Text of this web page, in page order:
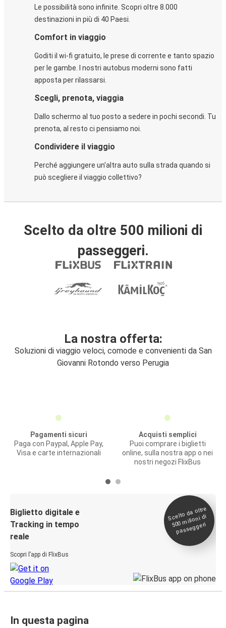
Le possibilità sono infinite. Scopri oltre 8.000
destinazioni in più di 40 Paesi.
Comfort in viaggio
Goditi il wi-fi gratuito, le prese di corrente e tanto spazio
per le gambe. I nostri autobus moderni sono fatti
apposta per rilassarsi.
Scegli, prenota, viaggia
Dallo schermo al tuo posto a sedere in pochi secondi. Tu
prenota, al resto ci pensiamo noi.
Condividere il viaggio
Perché aggiungere un'altra auto sulla strada quando si
può scegliere il viaggio collettivo?
Scelto da oltre 500 milioni di
passeggeri.
La nostra offerta:
Soluzioni di viaggio veloci, comode e convenienti da San
Giovanni Rotondo verso Perugia
Pagamenti sicuri
Paga con Paypal, Apple Pay,
Visa e carte internazionali
Acquisti semplici
Puoi comprare i biglietti
online, sulla nostra app o nei
nostri negozi FlixBus
Biglietto digitale e
Tracking in tempo
reale
Scopri l’app di FlixBus
Scelto da oltre
500
milioni di
passeggeri
In questa pagina